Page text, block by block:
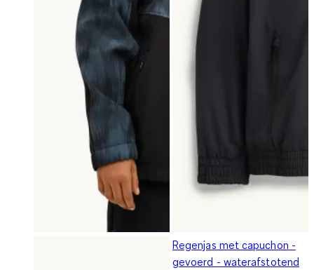
Regenjas met capuchon -
gevoerd - waterafstotend